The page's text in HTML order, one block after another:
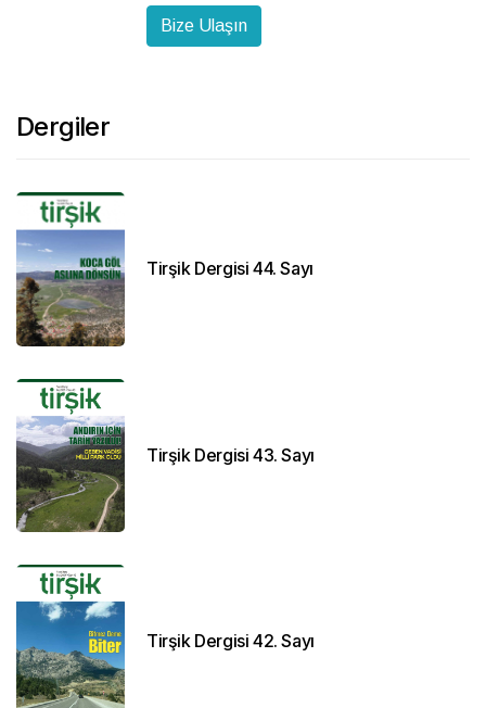
Bize Ulaşın
Dergiler
Tirşik Dergisi 44. Sayı
Tirşik Dergisi 43. Sayı
Tirşik Dergisi 42. Sayı